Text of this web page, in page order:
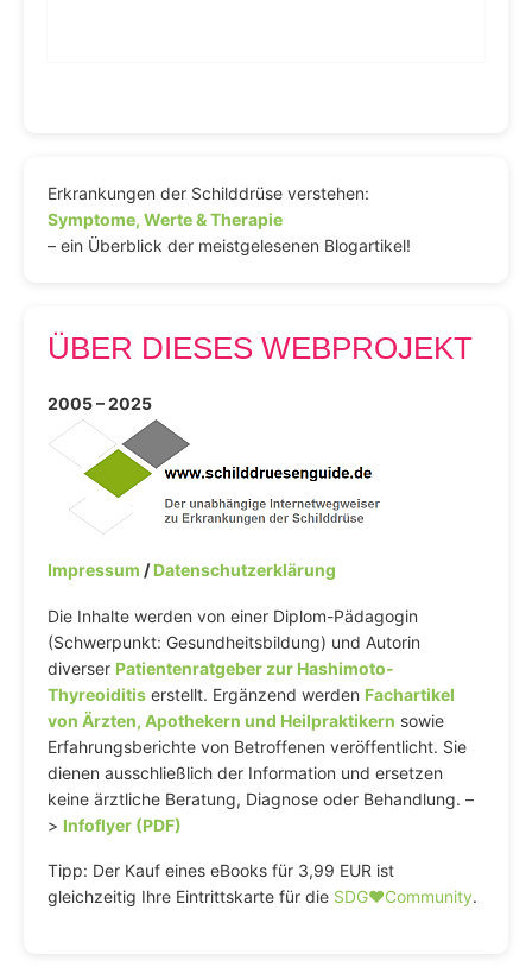
Erkrankungen der Schilddrüse verstehen:
Symptome, Werte & Therapie
– ein Überblick der meistgelesenen Blogartikel!
ÜBER DIESES WEBPROJEKT
2005 – 2025
Impressum /Datenschutzerklärung
Die Inhalte werden von einer Diplom-Pädagogin
(Schwerpunkt: Gesundheitsbildung) und Autorin
diverser Patientenratgeber zur Hashimoto-
Thyreoiditis erstellt. Ergänzend werden Fachartikel
von Ärzten, Apothekern und Heilpraktikern sowie
Erfahrungsberichte von Betroffenen veröffentlicht. Sie
dienen ausschließlich der Information und ersetzen
keine ärztliche Beratung, Diagnose oder Behandlung. –
> Infoflyer (PDF)
Tipp: Der Kauf eines eBooks für 3,99 EUR ist
gleichzeitig Ihre Eintrittskarte für die SDG♥️Community.